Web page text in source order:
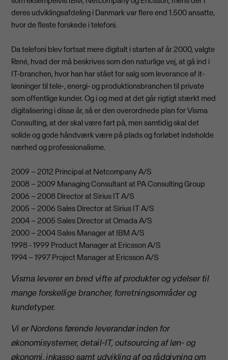
deres udviklingsafdeling i Danmark var flere end 1.500 ansatte,
hvor de fleste forskede i telefoni.
Da telefoni blev fortsat mere digitalt i starten af år 2000, valgte
René, hvad der må beskrives som den naturlige vej, at gå ind i
IT-branchen, hvor han har stået for salg som leverance af it-
løsninger til tele-, energi- og produktionsbranchen til private
som offentlige kunder. Og i og med at det går rigtigt stærkt med
digitalisering i disse år, så er den overordnede plan for Visma
Consulting, at der skal være fart på, men samtidig skal det
solide og gode håndværk være på plads og forløbet indeholde
nærhed og professionalisme.
2009 – 2012 Principal at Netcompany A/S
2008 – 2009 Managing Consultant at PA Consulting Group
2006 – 2008 Director at Sirius IT A/S
2005 – 2006 Sales Director at Sirius IT A/S
2004 – 2005 Sales Director at Omada A/S
2000 – 2004 Sales Manager at IBM A/S
1998 - 1999 Product Manager at Ericsson A/S
1994 – 1997 Project Manager at Ericsson A/S
Visma leverer en bred vifte af produkter og ydelser til
mange forskellige brancher, forretningsområder og
kundetyper.
Vi er Nordens førende leverandør inden for
økonomisystemer, detail-IT, outsourcing af løn- og
økonomi, inkasso samt udvikling af og rådgivning om